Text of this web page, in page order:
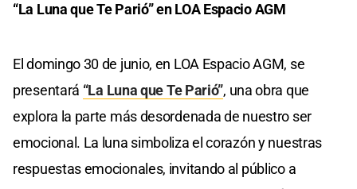
“La Luna que Te Parió” en LOA Espacio AGM
El domingo 30 de junio, en LOA Espacio AGM, se
presentará “La Luna que Te Parió”, una obra que
explora la parte más desordenada de nuestro ser
emocional. La luna simboliza el corazón y nuestras
respuestas emocionales, invitando al público a